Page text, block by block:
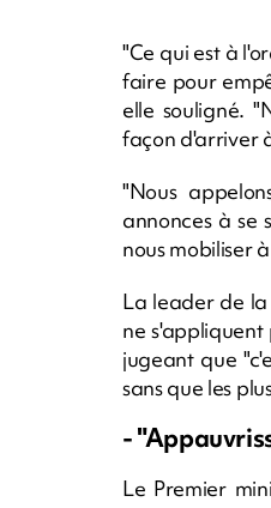
"Ce qui est à
faire pour
elle souligné.
façon d'arriver
"Nous
annonces à se
nous mobiliser
La leader de
ne s'appliquent
jugeant que
sans que les
-
Le Premier